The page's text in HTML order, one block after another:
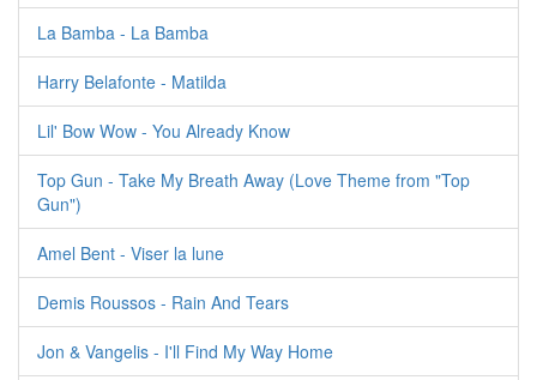
La Bamba - La Bamba
Harry Belafonte - Matilda
Lil' Bow Wow - You Already Know
Top Gun - Take My Breath Away (Love Theme from "Top
Gun")
Amel Bent - Viser la lune
Demis Roussos - Rain And Tears
Jon & Vangelis - I'll Find My Way Home